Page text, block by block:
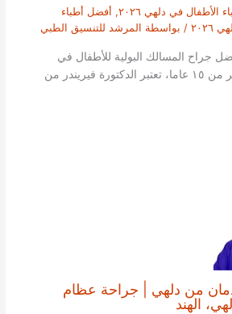
الأطفال في دلهي ٢٠٢٦ , أفضل أطباء
/ بواسطة المرشد للتنسيق الطبي
جراح المسالك البولية للأطفال في
نيودلهي. مع خبرة أكثر من ١٥ عاما، تعتبر الدكتورة فيريندر من
من دلهي | جراحة عظام
الهند